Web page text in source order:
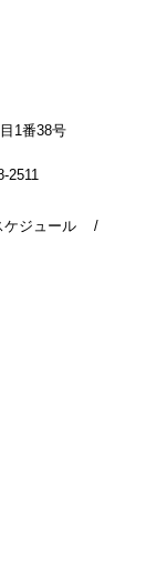
ケジュール
1番38号
2511